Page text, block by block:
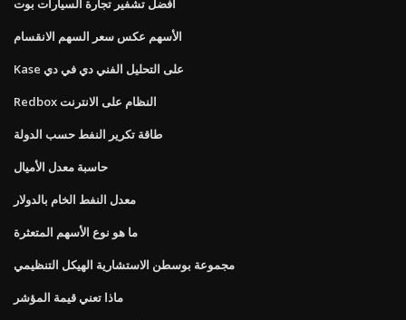
أفضل تشفير تجارة السيارات بوت
الأسهم عكس سعر السهم الانقسام
Kase على التحليل الفني دي في دي
Redbox النظام على الانترنت
طاقة تكرير النفط حسب الدولة
حاسبة معدل الأميال
معدل النفط الخام بالدولار
ما هو نوع الأسهم المتعثرة
مجموعة بوسطن الاستشارية الهيكل التنظيمي
ماذا تعني قيمة المؤشر